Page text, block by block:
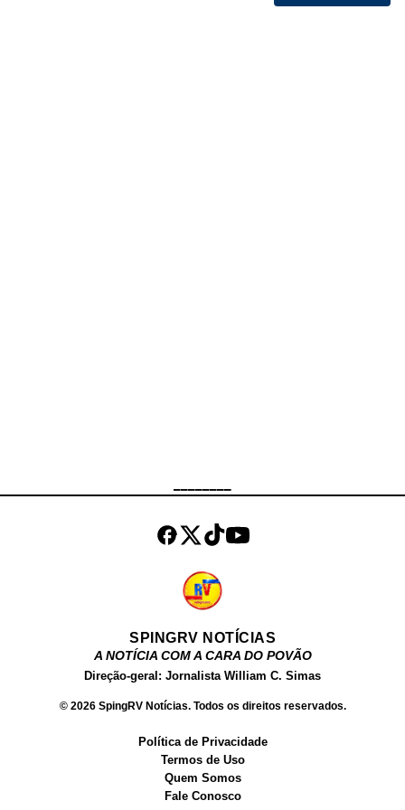
onde vende conteúdos produzidos
por ela para o público adulto. Além
dos filmes, ela ve...
SPINGRV NOTÍCIAS
A NOTÍCIA COM A CARA DO POVÃO
Direção-geral: Jornalista William C. Simas
© 2026 SpingRV Notícias. Todos os direitos reservados.
Política de Privacidade
Termos de Uso
Quem Somos
Fale Conosco